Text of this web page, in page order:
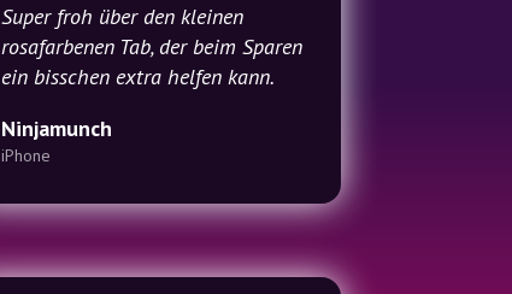
Super froh über den kleinen
rosafarbenen Tab, der beim Sparen
ein bisschen extra helfen kann.
Ninjamunch
iPhone